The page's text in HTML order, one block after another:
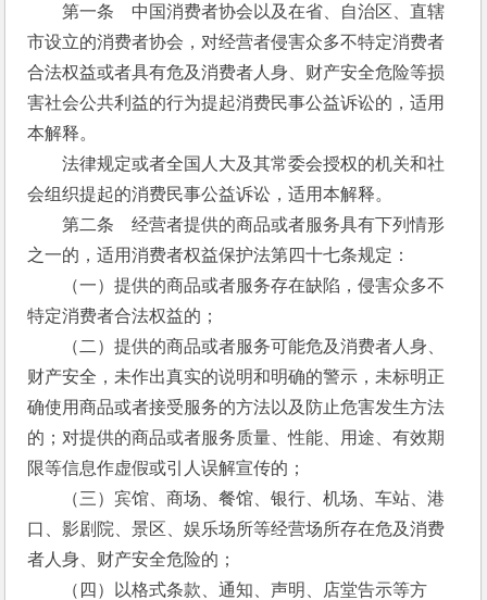
第一条　中国消费者协会以及在省、自治区、直辖
市设立的消费者协会，对经营者侵害众多不特定消费者
合法权益或者具有危及消费者人身、财产安全危险等损
害社会公共利益的行为提起消费民事公益诉讼的，适用
本解释。
法律规定或者全国人大及其常委会授权的机关和社
会组织提起的消费民事公益诉讼，适用本解释。
第二条　经营者提供的商品或者服务具有下列情形
之一的，适用消费者权益保护法第四十七条规定：
（一）提供的商品或者服务存在缺陷，侵害众多不
特定消费者合法权益的；
（二）提供的商品或者服务可能危及消费者人身、
财产安全，未作出真实的说明和明确的警示，未标明正
确使用商品或者接受服务的方法以及防止危害发生方法
的；对提供的商品或者服务质量、性能、用途、有效期
限等信息作虚假或引人误解宣传的；
（三）宾馆、商场、餐馆、银行、机场、车站、港
口、影剧院、景区、娱乐场所等经营场所存在危及消费
者人身、财产安全危险的；
（四）以格式条款、通知、声明、店堂告示等方